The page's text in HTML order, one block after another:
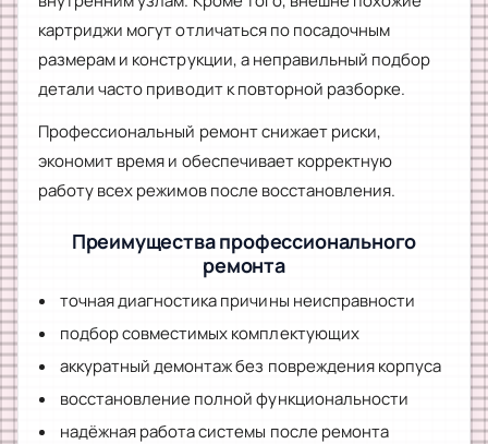
картриджи могут отличаться по посадочным
размерам и конструкции, а неправильный подбор
детали часто приводит к повторной разборке.
Профессиональный ремонт снижает риски,
экономит время и обеспечивает корректную
работу всех режимов после восстановления.
Преимущества профессионального
ремонта
точная диагностика причины неисправности
подбор совместимых комплектующих
аккуратный демонтаж без повреждения корпуса
восстановление полной функциональности
надёжная работа системы после ремонта